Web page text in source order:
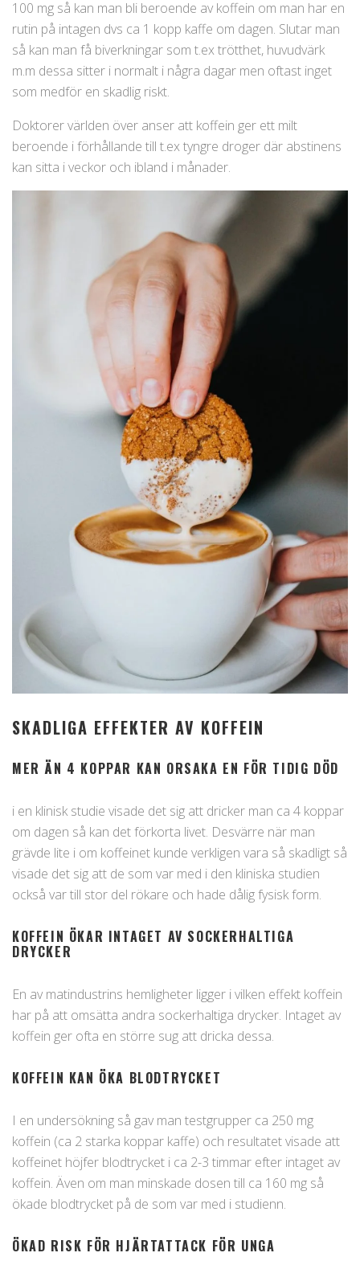
100 mg så kan man bli beroende av koffein om man har en
rutin på intagen dvs ca 1 kopp kaffe om dagen. Slutar man
så kan man få biverkningar som t.ex trötthet, huvudvärk
m.m dessa sitter i normalt i några dagar men oftast inget
som medför en skadlig riskt.
Doktorer världen över anser att koffein ger ett milt
beroende i förhållande till t.ex tyngre droger där abstinens
kan sitta i veckor och ibland i månader.
SKADLIGA EFFEKTER AV KOFFEIN
MER ÄN 4 KOPPAR KAN ORSAKA EN FÖR TIDIG DÖD
i en klinisk studie visade det sig att dricker man ca 4 koppar
om dagen så kan det förkorta livet. Desvärre när man
grävde lite i om koffeinet kunde verkligen vara så skadligt så
visade det sig att de som var med i den kliniska studien
också var till stor del rökare och hade dålig fysisk form.
KOFFEIN ÖKAR INTAGET AV SOCKERHALTIGA
DRYCKER
En av matindustrins hemligheter ligger i vilken effekt koffein
har på att omsätta andra sockerhaltiga drycker. Intaget av
koffein ger ofta en större sug att dricka dessa.
KOFFEIN KAN ÖKA BLODTRYCKET
I en undersökning så gav man testgrupper ca 250 mg
koffein (ca 2 starka koppar kaffe) och resultatet visade att
koffeinet höjfer blodtrycket i ca 2-3 timmar efter intaget av
koffein. Även om man minskade dosen till ca 160 mg så
ökade blodtrycket på de som var med i studienn.
ÖKAD RISK FÖR HJÄRTATTACK FÖR UNGA